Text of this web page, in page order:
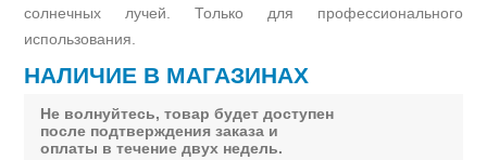
солнечных лучей. Только для профессионального
использования.
НАЛИЧИЕ В МАГАЗИНАХ
Не волнуйтесь, товар будет доступен
после подтверждения заказа и
оплаты в течение двух недель.